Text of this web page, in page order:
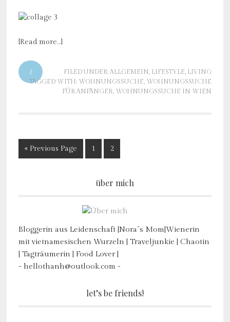
[Read more…]
2 FILED UNDER:ALLGEMEIN, LIFESTYLE, LIVING
TAGGED WITH: WOHNUNGSSUCHE, WOHNUNGSSUCHE
FÜR ANFÄNGER, WOHNUNGSSUCHE IN WIEN
« Previous Page 1 2
über mich
Bloggerin aus Leidenschaft |Nora´s Mom|Wienerin
mit vietnamesischen Wurzeln | Traveljunkie | Chaotin
| Tagträumerin | Food Lover |
- hellothanh@outlook.com -
let’s be friends!